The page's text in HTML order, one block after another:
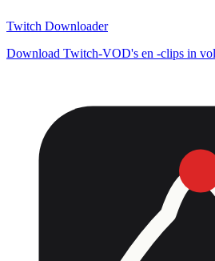
Twitch Downloader
Download Twitch-VOD's en -clips in